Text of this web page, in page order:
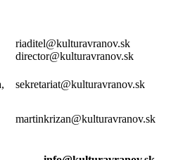
riaditel@kulturavranov.sk
director@kulturavranov.sk
sekretariat@kulturavranov.sk
martinkrizan@kulturavranov.sk